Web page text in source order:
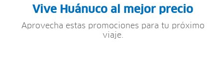
Vive Huánuco al mejor precio
Aprovecha estas promociones para tu próximo
viaje.